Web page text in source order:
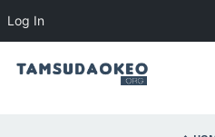
Log In